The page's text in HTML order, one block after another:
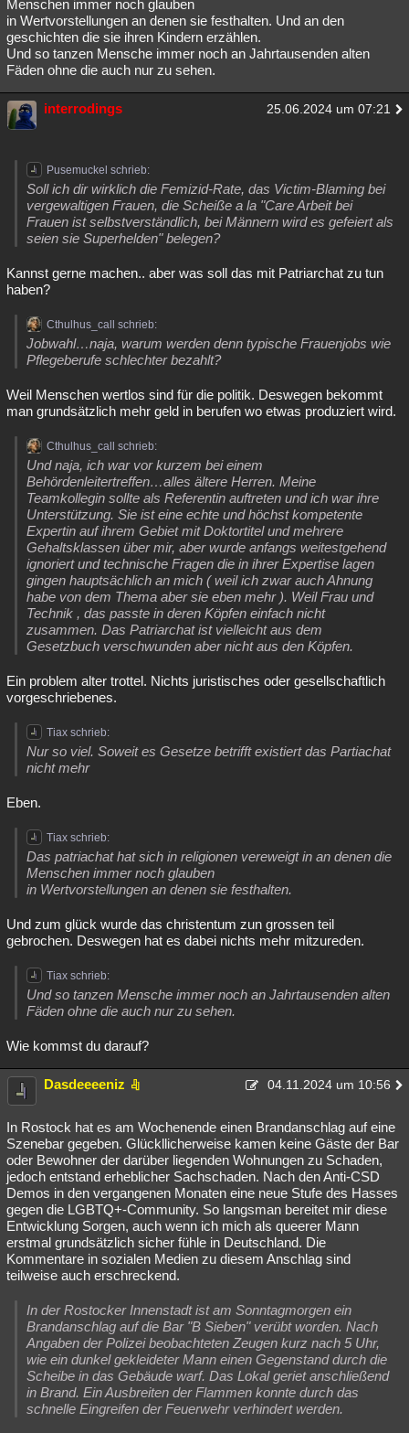
Menschen immer noch glauben
in Wertvorstellungen an denen sie festhalten. Und an den
geschichten die sie ihren Kindern erzählen.
Und so tanzen Mensche immer noch an Jahrtausenden alten
Fäden ohne die auch nur zu sehen.
interrodings 25.06.2024 um 07:21
Pusemuckel schrieb:
Soll ich dir wirklich die Femizid-Rate, das Victim-Blaming bei
vergewaltigen Frauen, die Scheiße a la "Care Arbeit bei
Frauen ist selbstverständlich, bei Männern wird es gefeiert als
seien sie Superhelden" belegen?
Kannst gerne machen.. aber was soll das mit Patriarchat zu tun
haben?
Cthulhus_call schrieb:
Jobwahl…naja, warum werden denn typische Frauenjobs wie
Pflegeberufe schlechter bezahlt?
Weil Menschen wertlos sind für die politik. Deswegen bekommt
man grundsätzlich mehr geld in berufen wo etwas produziert wird.
Cthulhus_call schrieb:
Und naja, ich war vor kurzem bei einem
Behördenleitertreffen…alles ältere Herren. Meine
Teamkollegin sollte als Referentin auftreten und ich war ihre
Unterstützung. Sie ist eine echte und höchst kompetente
Expertin auf ihrem Gebiet mit Doktortitel und mehrere
Gehaltsklassen über mir, aber wurde anfangs weitestgehend
ignoriert und technische Fragen die in ihrer Expertise lagen
gingen hauptsächlich an mich ( weil ich zwar auch Ahnung
habe von dem Thema aber sie eben mehr ). Weil Frau und
Technik , das passte in deren Köpfen einfach nicht
zusammen. Das Patriarchat ist vielleicht aus dem
Gesetzbuch verschwunden aber nicht aus den Köpfen.
Ein problem alter trottel. Nichts juristisches oder gesellschaftlich
vorgeschriebenes.
Tiax schrieb:
Nur so viel. Soweit es Gesetze betrifft existiert das Partiachat
nicht mehr
Eben.
Tiax schrieb:
Das patriachat hat sich in religionen vereweigt in an denen die
Menschen immer noch glauben
in Wertvorstellungen an denen sie festhalten.
Und zum glück wurde das christentum zun grossen teil
gebrochen. Deswegen hat es dabei nichts mehr mitzureden.
Tiax schrieb:
Und so tanzen Mensche immer noch an Jahrtausenden alten
Fäden ohne die auch nur zu sehen.
Wie kommst du darauf?
Dasdeeeeniz 04.11.2024 um 10:56
In Rostock hat es am Wochenende einen Brandanschlag auf eine
Szenebar gegeben. Glückllicherweise kamen keine Gäste der Bar
oder Bewohner der darüber liegenden Wohnungen zu Schaden,
jedoch entstand erheblicher Sachschaden. Nach den Anti-CSD
Demos in den vergangenen Monaten eine neue Stufe des Hasses
gegen die LGBTQ+-Community. So langsman bereitet mir diese
Entwicklung Sorgen, auch wenn ich mich als queerer Mann
erstmal grundsätzlich sicher fühle in Deutschland. Die
Kommentare in sozialen Medien zu diesem Anschlag sind
teilweise auch erschreckend.
In der Rostocker Innenstadt ist am Sonntagmorgen ein
Brandanschlag auf die Bar "B Sieben" verübt worden. Nach
Angaben der Polizei beobachteten Zeugen kurz nach 5 Uhr,
wie ein dunkel gekleideter Mann einen Gegenstand durch die
Scheibe in das Gebäude warf. Das Lokal geriet anschließend
in Brand. Ein Ausbreiten der Flammen konnte durch das
schnelle Eingreifen der Feuerwehr verhindert werden.